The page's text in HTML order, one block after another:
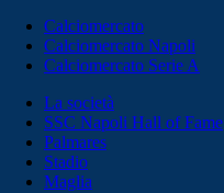
Calciomercato
Calciomercato Napoli
Calciomercato Serie A
La società
SSC Napoli Hall of Fame
Palmares
Stadio
Maglia